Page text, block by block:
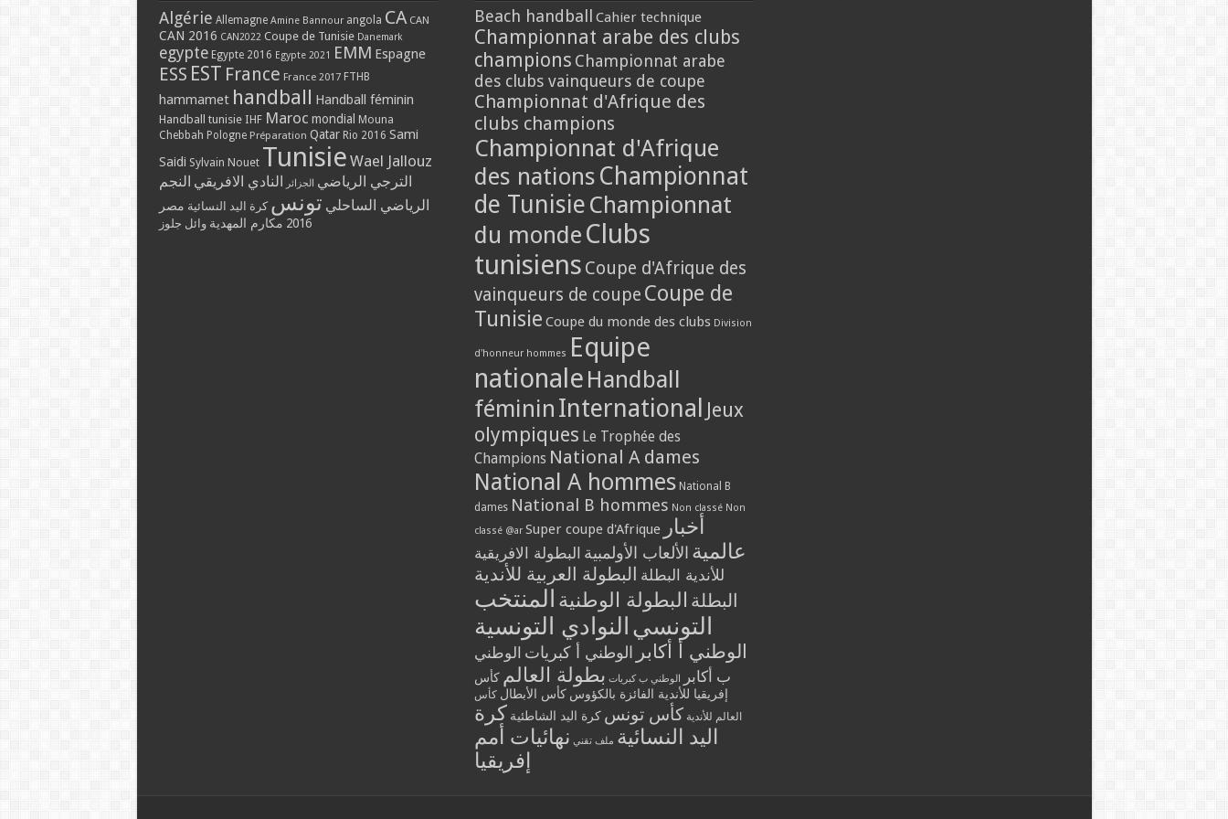
Algérie Allemagne Amine Bannour angola CA CAN
CAN 2016 CAN2022 Coupe de Tunisie Danemark
egypte Egypte 2016 Egypte 2021 EMM Espagne
ESS EST France France 2017 FTHB
hammamet handball Handball féminin
Handball tunisie IHF Maroc mondial Mouna
Chebbah Pologne Préparation Qatar Rio 2016 Sami
Saidi Sylvain Nouet Tunisie Wael Jallouz
الترجي الرياضي الجزائر النادي الافريقي النجم
الرياضي الساحلي تونس كرة اليد النسائية مصر
2016 مكارم المهدية وائل جلوز
Beach handball Cahier technique
Championnat arabe des clubs
champions Championnat arabe
des clubs vainqueurs de coupe
Championnat d'Afrique des
clubs champions
Championnat d'Afrique
des nations Championnat
de Tunisie Championnat
du monde Clubs
tunisiens Coupe d'Afrique des
vainqueurs de coupe Coupe de
Tunisie Coupe du monde des clubs Division
d'honneur hommes Equipe
nationale Handball
féminin International Jeux
olympiques Le Trophée des
Champions National A dames
National A hommes National B
dames National B hommes Non classé Non
classé @ar Super coupe d'Afrique أخبار
عالمية الألعاب الأولمبية البطولة الافريقية
للأندية البطلة البطولة العربية للأندية
البطلة البطولة الوطنية المنتخب
التونسي النوادي التونسية
الوطني أ أكابر الوطني أ كبريات الوطني
ب أكابر
الوطني ب كبريات بطولة العالم كأس
إفريقيا للأندية الفائزة بالكؤوس كأس الأبطال كأس
العالم للأندية كأس تونس كرة اليد الشاطئية كرة
اليد النسائية ملف تقني نهائيات أمم
إفريقيا